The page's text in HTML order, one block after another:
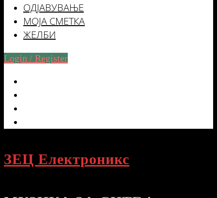
ОДЈАВУВАЊЕ
МОЈА СМЕТКА
ЖЕЛБИ
Login / Register
ЗЕЦ Електроникс